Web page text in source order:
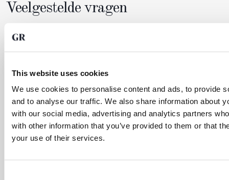
This website uses cookies
We use cookies to personalise content and ads, to provide
and to analyse our traffic. We also share information about
with our social media, advertising and analytics partners
with other information that you’ve provided to them or that
your use of their services.
Veelgestelde vragen
Diverse grote financiële instellingen verwachten dat de
zilverprijs in 2026 kan stijgen. Deze positieve verwachting
wordt gedreven door toenemende industriële vraag
(onder andere vanuit de energietransitie en elektrificatie),
aanhoudende aankopen van beleggers en mogelijke
renteverlagingen door centrale banken. Of deze stijging
doorzet, hangt af van economische groei, inflatie en de